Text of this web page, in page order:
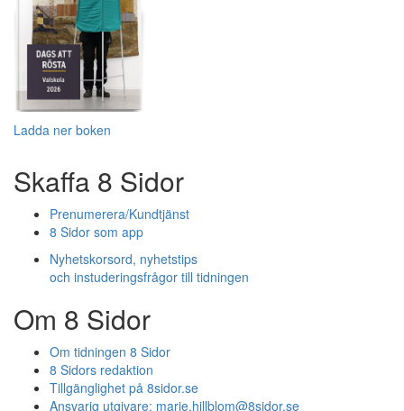
Ladda ner boken
Skaffa 8 Sidor
Prenumerera/Kundtjänst
8 Sidor som app
Nyhetskorsord, nyhetstips
och instuderingsfrågor till tidningen
Om 8 Sidor
Om tidningen 8 Sidor
8 Sidors redaktion
Tillgänglighet på 8sidor.se
Ansvarig utgivare: marie.hillblom@8sidor.se